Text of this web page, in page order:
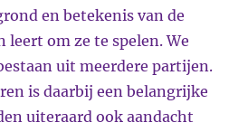
en betekenis van de
om ze te spelen. We
uit meerdere partijen.
is daarbij een belangrijke
uiteraard ook aandacht